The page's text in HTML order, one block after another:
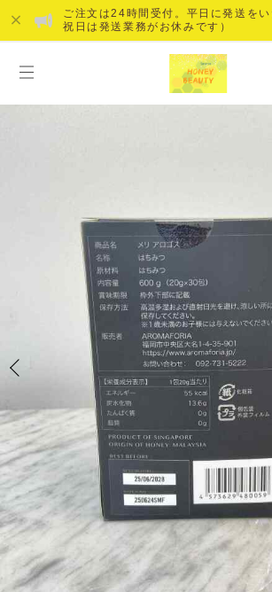
ご注文は24時間受付。平日に発送をい
祝日は発送業務がお休みです）